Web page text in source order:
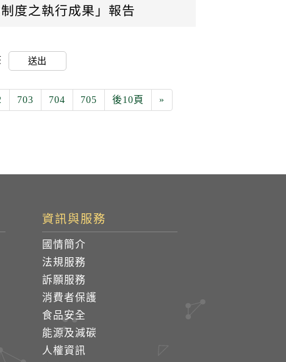
度之執行成果」報告
送出
703 704 705 後10頁 »
資訊與服務
國情簡介
法規服務
訴願服務
消費者保護
食品安全
能源及減碳
人權資訊